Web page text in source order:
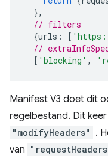
},
// filters
{urls : [
//
[ 'blocking' ,
Manifest V3 doet dit
regelbestand. Dit
"modifyHeaders"
.
van